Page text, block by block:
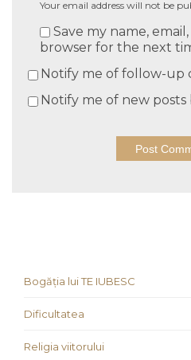
Your email address will not be
Save my name,
browser for the next
Notify me of follow-up
Notify me of new posts
Bogăția lui TE IUBESC
Dificultatea
Religia viitorului